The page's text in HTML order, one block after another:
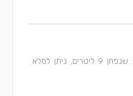
כדי לחסוך במים באסלות ישנות שנפחן 9 ליטרים, ניתן למלא